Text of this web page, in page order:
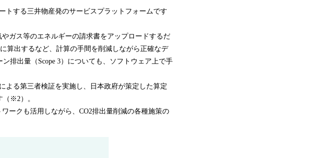
トする三井物産発のサービスプラットフォームです
ガス等のエネルギーの請求書をアップロードするだ
算出するなど、計算の手間を削減しながら正確なデ
排出量（Scope 3）についても、ソフトウェア上で手
よる第三者検証を実施し、日本政府が策定した算定
（※2）。
ークも活用しながら、CO2排出量削減の各種施策の